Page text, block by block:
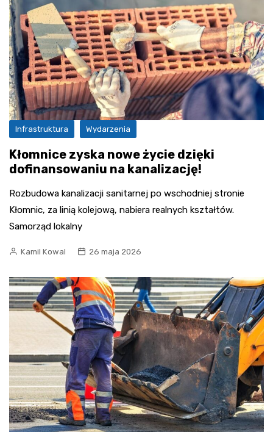
Infrastruktura Wydarzenia
Kłomnice zyska nowe życie dzięki
dofinansowaniu na kanalizację!
Rozbudowa kanalizacji sanitarnej po wschodniej stronie
Kłomnic, za linią kolejową, nabiera realnych kształtów.
Samorząd lokalny
Kamil Kowal 26 maja 2026